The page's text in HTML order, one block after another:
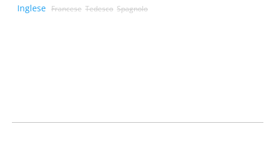
Inglese Francese Tedesco Spagnolo